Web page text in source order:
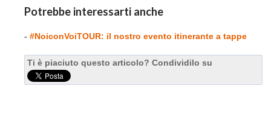
Potrebbe interessarti anche
- #NoiconVoiTOUR: il nostro evento itinerante a tappe
Ti è piaciuto questo articolo? Condividilo su